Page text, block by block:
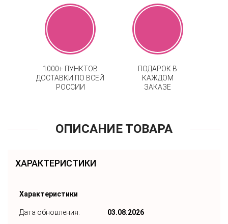
1000+ ПУНКТОВ
ДОСТАВКИ ПО ВСЕЙ
РОССИИ
ПОДАРОК В
КАЖДОМ
ЗАКАЗЕ
ОПИСАНИЕ ТОВАРА
ХАРАКТЕРИСТИКИ
Характеристики
Дата обновления: 03.08.2026